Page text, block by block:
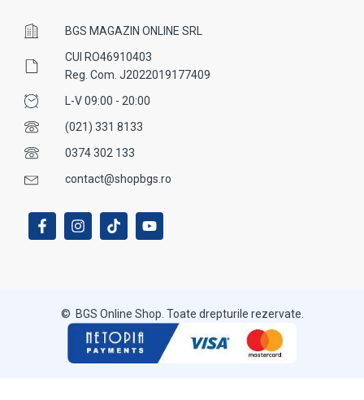
BGS MAGAZIN ONLINE SRL
CUI RO46910403
Reg. Com. J2022019177409
L-V 09:00 - 20:00
(021) 331 8133
0374 302 133
contact@shopbgs.ro
© BGS Online Shop. Toate drepturile rezervate.